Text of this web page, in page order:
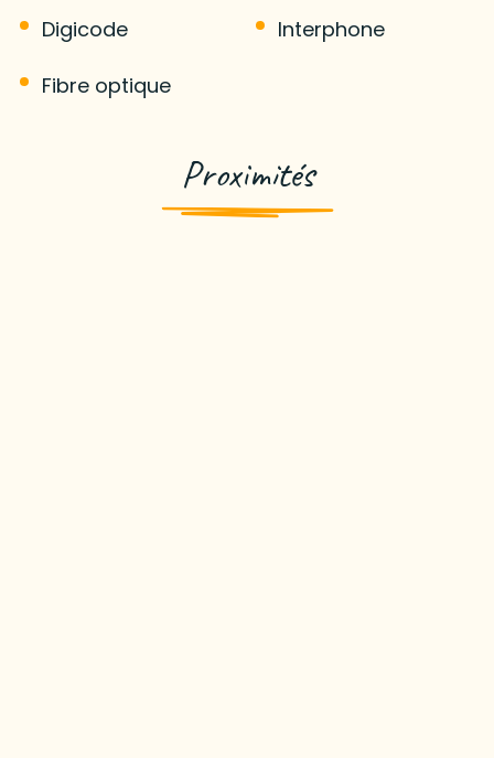
Digicode
Fibre optique
Interphone
Proximités